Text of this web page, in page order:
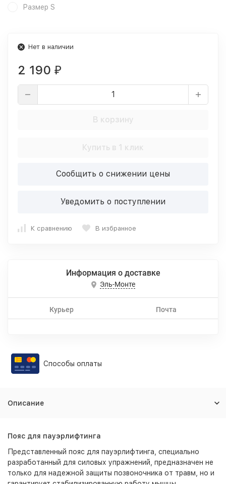
Размер S
Нет в наличии
2 190 ₽
В корзину
Купить в 1 клик
Сообщить о снижении цены
Уведомить о поступлении
К сравнению В избранное
Информация о доставке
Эль-Монте
Курьер Почта
Способы оплаты
Описание
Пояс для пауэрлифтинга
Представленный пояс для пауэрлифтинга, специально
разработанный для силовых упражнений, предназначен не
только для надежной защиты позвоночника от травм, но и